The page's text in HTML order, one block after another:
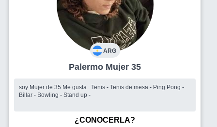
ARG
Palermo Mujer 35
soy Mujer de 35 Me gusta : Tenis - Tenis de mesa - Ping Pong -
Billar - Bowling - Stand up -
¿CONOCERLA?